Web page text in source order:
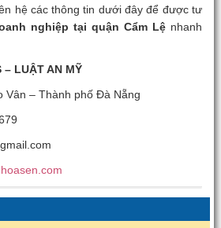
hệ các thông tin dưới đây để được tư
nghiệp tại quận Cẩm Lệ nhanh
– LUẬT AN MỸ
Vân – Thành phố Đà Nẵng